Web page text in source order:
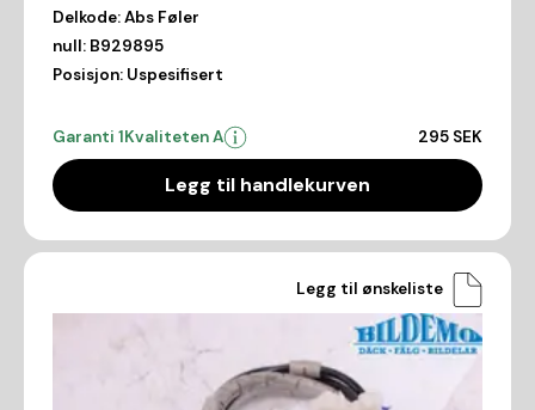
Delkode:Abs Føler
null: B929895
Posisjon: Uspesifisert
Garanti 1Kvaliteten A 295 SEK
Legg til handlekurven
Legg til ønskeliste